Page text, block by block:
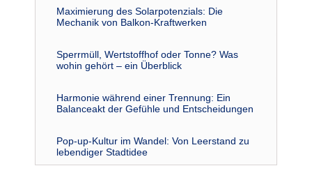
Maximierung des Solarpotenzials: Die
Mechanik von Balkon-Kraftwerken
Sperrmüll, Wertstoffhof oder Tonne? Was
wohin gehört – ein Überblick
Harmonie während einer Trennung: Ein
Balanceakt der Gefühle und Entscheidungen
Pop-up-Kultur im Wandel: Von Leerstand zu
lebendiger Stadtidee